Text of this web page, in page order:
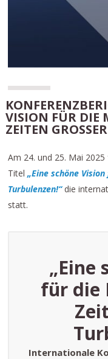
VISION FÜR DIE
ZEITEN
Am 24. und 25. Mai
Titel„Eine schöne
Turbulenzen!“die
statt.
„Eine
für die
Internationale